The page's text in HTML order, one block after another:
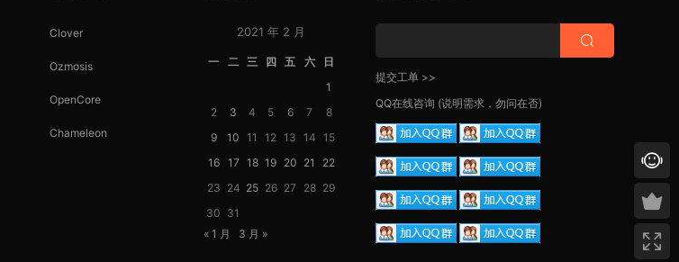
Clover
Ozmosis
OpenCore
Chameleon
2021 年 2 月
一 二 三 四 五 六
日
1
2
3 4 5 6 7
8
9
10 11 12 13 14
15
16
17 18 19 20 21
22
23 24 25 26 27 28 29
30 31
« 1 月
3 月 »
提交工单 >>
QQ在线咨询 (说明需求，勿问在否)